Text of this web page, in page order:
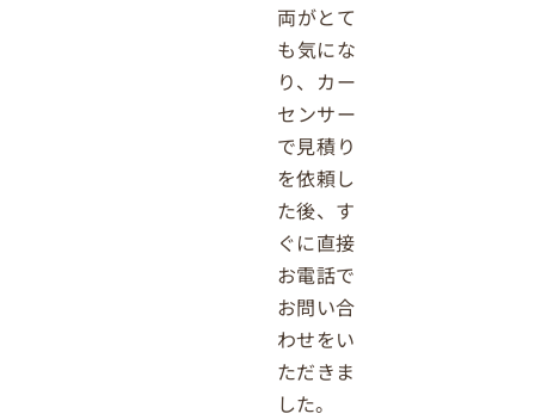
両がとて
も気にな
り、カー
センサー
で見積り
を依頼し
た後、す
ぐに直接
お電話で
お問い合
わせをい
ただきま
した。